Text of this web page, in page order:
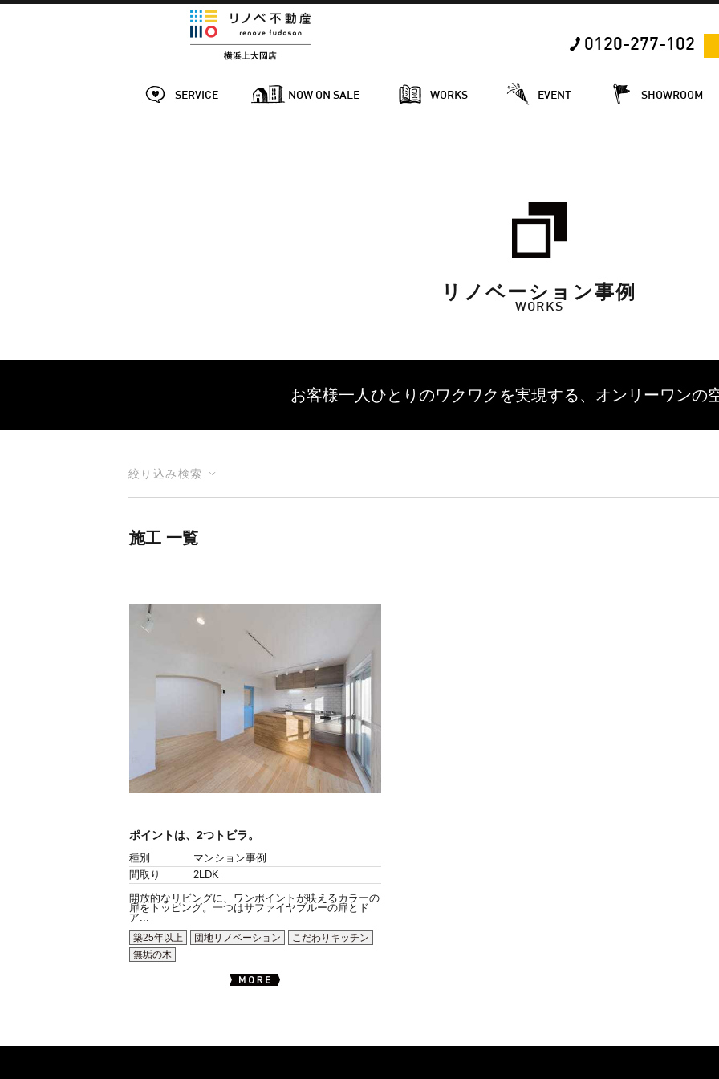
0120-277-102
SERVICE NOW ON SALE WORKS EVENT SHOWROOM
リノベーション事例
WORKS
お客様一人ひとりのワクワクを実現する、 オンリーワンの
絞り込み検索
施工 一覧
ポイントは、2つトビラ。
種別
マンション事例
間取り
2LDK
開放的なリビングに、ワンポイントが映えるカラーの
扉をトッピング。一つはサファイヤブルーの扉とド
ア...
築25年以上
団地リノベーション
こだわりキッチン
無垢の木